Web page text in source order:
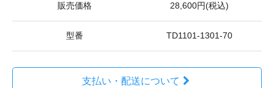
販売価格 28,600円(税込)
型番 TD1101-1301-70
支払い・配送について